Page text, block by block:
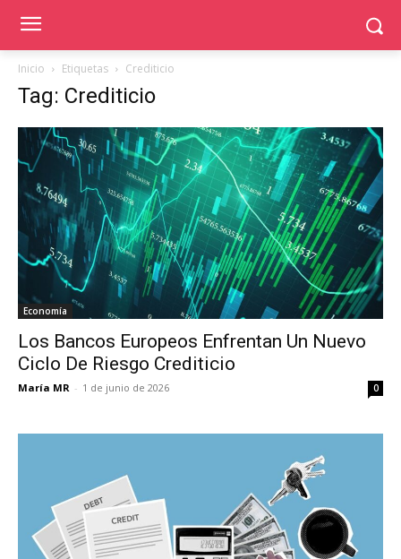
Inicio Etiquetas Crediticio
Tag: Crediticio
Economía
Los Bancos Europeos Enfrentan Un Nuevo
Ciclo De Riesgo Crediticio
María MR - 1 de junio de 2026 0